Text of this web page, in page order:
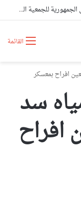
السيّد عطاف يستقبل من طرف رئيسة مجلس الجمهورية للجمعية الوطنية البيلاروسية
القائمة
افراح بمعسكر
سد
افراح